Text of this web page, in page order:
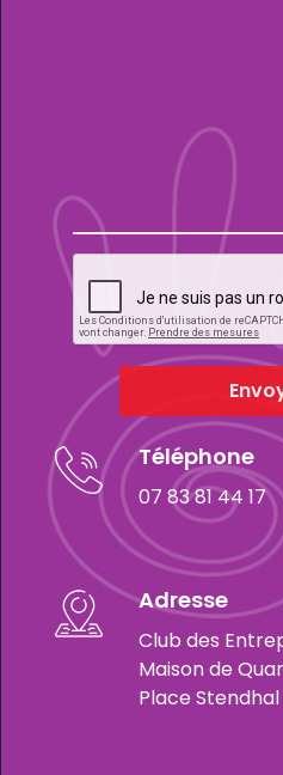
Téléphone
07 83 81 44 17
Adresse
Club des
Maison de
Place